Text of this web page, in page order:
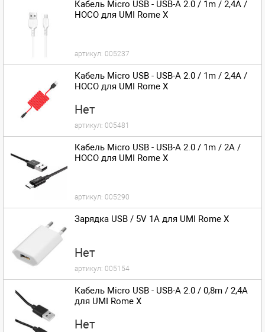
Кабель Micro USB - USB-A 2.0 / 1m / 2,4A /
HOCO для UMI Rome X
артикул: 005237
Кабель Micro USB - USB-A 2.0 / 1m / 2,4A /
HOCO для UMI Rome X
Нет
артикул: 005481
Кабель Micro USB - USB-A 2.0 / 1m / 2A /
HOCO для UMI Rome X
артикул: 005290
Зарядка USB / 5V 1A для UMI Rome X
Нет
артикул: 005154
Кабель Micro USB - USB-A 2.0 / 0,8m / 2,4A
для UMI Rome X
Нет